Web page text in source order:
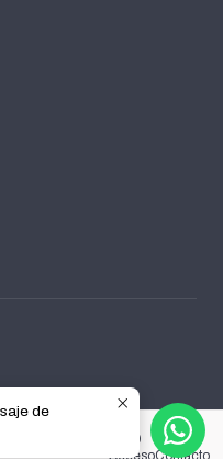
AccesoContacto
por Jumpseller .
de